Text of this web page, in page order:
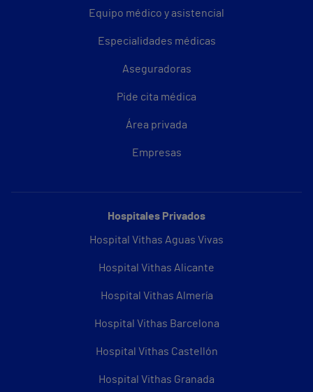
Equipo médico y asistencial
Especialidades médicas
Aseguradoras
Pide cita médica
Área privada
Empresas
Hospitales Privados
Hospital Vithas Aguas Vivas
Hospital Vithas Alicante
Hospital Vithas Almería
Hospital Vithas Barcelona
Hospital Vithas Castellón
Hospital Vithas Granada